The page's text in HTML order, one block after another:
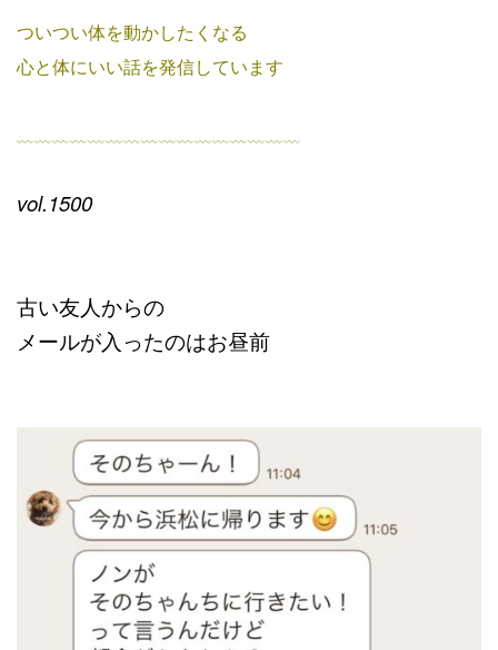
ついつい体を動かしたくなる
心と体にいい話を発信しています
﹏﹏﹏﹏﹏﹏﹏﹏﹏﹏﹏﹏﹏﹏﹏﹏
vol.1500
古い友人からの
メールが入ったのはお昼前